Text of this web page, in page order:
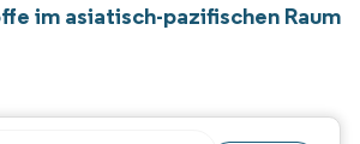
im asiatisch-pazifischen Raum